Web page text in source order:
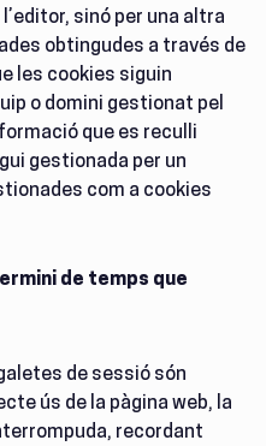
sinó per una altra
obtingudes a través de
les cookies siguin
o domini gestionat pel
que es reculli
gestionada per un
com a cookies
de temps que
de sessió són
ús de la pàgina web, la
recordant